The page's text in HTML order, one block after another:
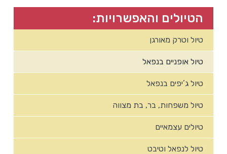
הטיולים והאפשרויות:
טיול וטרק מאורגן
טיול אופניים בנפאל
טיול ג’יפים בנפאל
טיול משפחות, בר, בת מצווה
טיולים עצמאיים
טיול לנפאל וטיבט